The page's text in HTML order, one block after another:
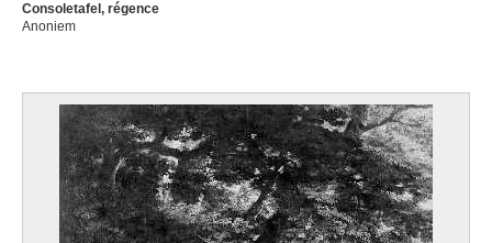
Consoletafel, régence
Anoniem